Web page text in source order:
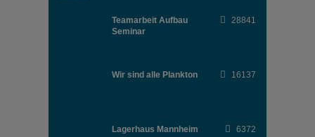
Teamarbeit Aufbau
Seminar
28841
Wir sind alle Plankton 16137
Lagerhaus Mannheim 6372